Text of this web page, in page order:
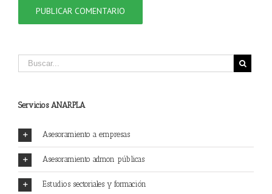
Servicios ANARPLA
Asesoramiento a empresas
Asesoramiento admon públicas
Estudios sectoriales y formación